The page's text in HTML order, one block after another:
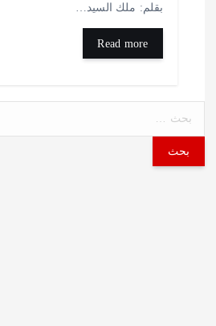
ملك السيد…